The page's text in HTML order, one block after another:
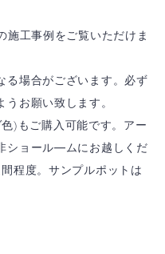
施工事例をご覧いただけま
る場合がございます。必ず
うお願い致します。
)もご購入可能です。アー
ショール―ムにお越しくだ
程度。サンプルポットは